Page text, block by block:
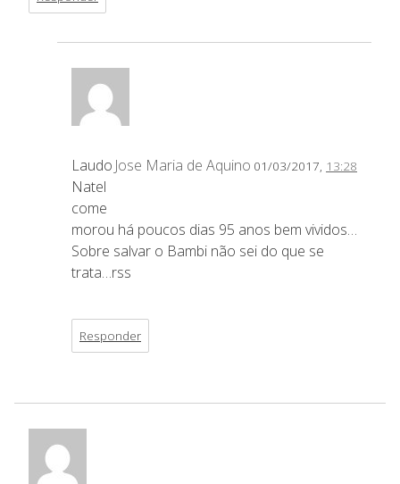
Jose Maria de Aquino 01/03/2017, 13:28
Laudo
Natel
come
morou há poucos dias 95 anos bem vividos…
Sobre salvar o Bambi não sei do que se
trata…rss
Responder